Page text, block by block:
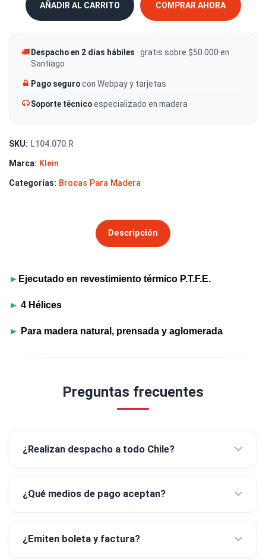
AÑADIR AL CARRITO COMPRAR AHORA
Despacho en 2 días hábiles · gratis sobre $50.000 en
Santiago
Pago segurocon Webpay y tarjetas
Soporte técnicoespecializado en madera
SKU: L104.070.R
Marca: Klein
Categorías: Brocas Para Madera
Descripción
► Ejecutado en revestimiento térmico P.T.F.E.
► 4 Hélices
► Para madera natural, prensada y aglomerada
Preguntas frecuentes
¿Realizan despacho a todo Chile?
¿Qué medios de pago aceptan?
¿Emiten boleta y factura?